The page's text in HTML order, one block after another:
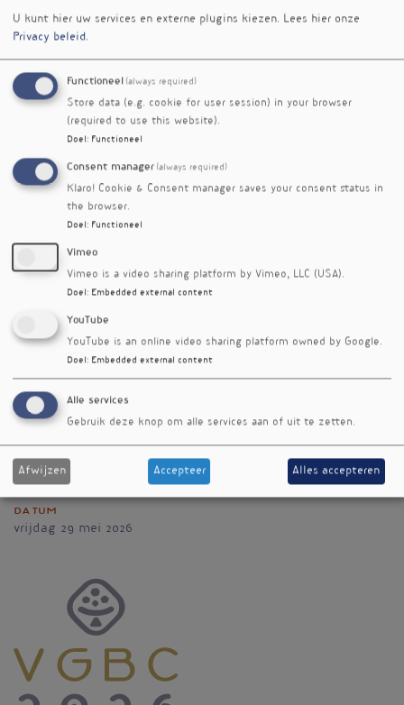
Contactpersoon
Robert Mulder
E-mail Contactpersoon
robert@magnesium-forever.nl
Het Laar 30C
Wekerom
Nederland
Telefoonnummer
061 061 4237
E-mail
info@magnesium-forever.nl
Website
Magnesium-Forever website
Datum
vrijdag 29 mei 2026
U kunt hier uw services en externe plugins kiezen. Lees hier onze
Privacy beleid.
Functioneel (always required)
Store data (e.g. cookie for user session) in your browser
(required to use this website).
Doel : Functioneel
Consent manager (always required)
Klaro! Cookie & Consent manager saves your consent status in
the browser.
Doel : Functioneel
Vimeo
Vimeo is a video sharing platform by Vimeo, LLC (USA).
Doel : Embedded external content
YouTube
YouTube is an online video sharing platform owned by Google.
Doel : Embedded external content
Alle services
Gebruik deze knop om alle services aan of uit te zetten.
Afwijzen Accepteer Alles accepteren